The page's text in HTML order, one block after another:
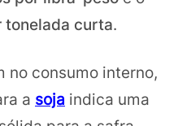
tonelada curta.
no consumo interno,
a soja indica uma